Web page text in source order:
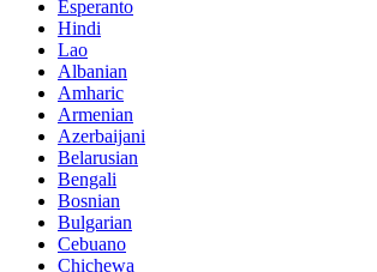
Esperanto
Hindi
Lao
Albanian
Amharic
Armenian
Azerbaijani
Belarusian
Bengali
Bosnian
Bulgarian
Cebuano
Chichewa